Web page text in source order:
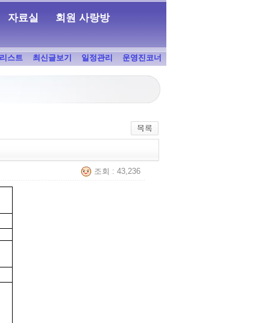
자료실 회원 사랑방
스트 최신글보기 일정관리 운영진코너
조회 : 43,236